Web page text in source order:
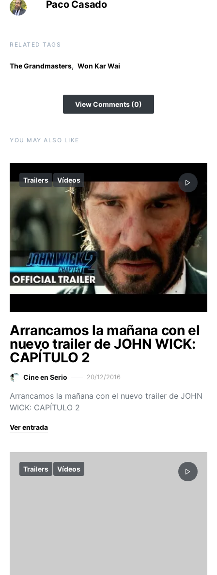
Paco Casado
RELATED TAGS
The Grandmasters, Won Kar Wai
View Comments (0)
YOU MAY ALSO LIKE
Trailers Vídeos
Arrancamos la mañana con el
nuevo trailer de JOHN WICK:
CAPÍTULO 2
Cine en Serio 20/12/2016
Arrancamos la mañana con el nuevo trailer de JOHN
WICK: CAPÍTULO 2
Ver entrada
Trailers Vídeos